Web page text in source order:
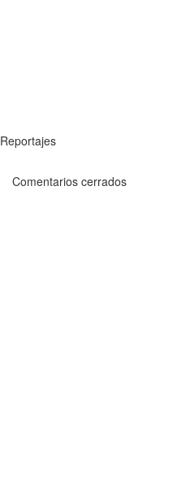
Reportajes
Comentarios cerrados